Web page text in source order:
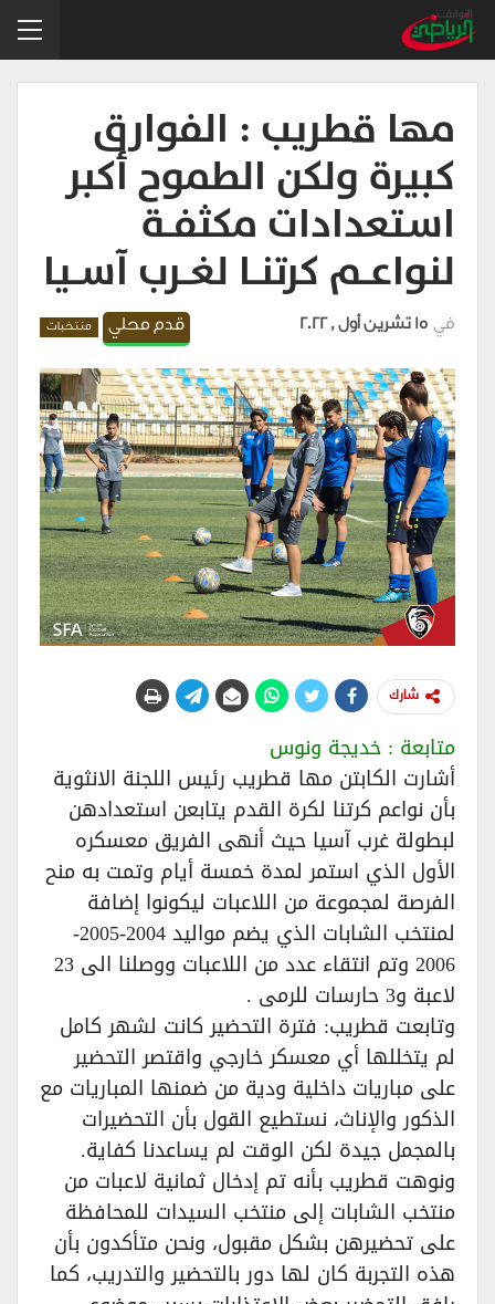
مها قطريب : الفوارق
كبيرة ولكن الطموح أكبر
اسـتعدادات مكثفــة
لنواعــم كرتنــا لغــرب آســيا
قدم محلي منتخبات في 15 تشرين أول , 2022
شارك
متابعة : خديجة ونوس
أشارت الكابتن مها قطريب رئيس اللجنة الانثوية
بأن نواعم كرتنا لكرة القدم يتابعن استعدادهن
لبطولة غرب آسيا حيث أنهى الفريق معسكره
الأول الذي استمر لمدة خمسة أيام وتمت به منح
الفرصة لمجموعة من اللاعبات ليكونوا إضافة
لمنتخب الشابات الذي يضم مواليد 2004-2005-
2006 وتم انتقاء عدد من اللاعبات ووصلنا الى 23
لاعبة و3 حارسات للرمى .
وتابعت قطريب: فترة التحضير كانت لشهر كامل
لم يتخللها أي معسكر خارجي واقتصر التحضير
على مباريات داخلية ودية من ضمنها المباريات مع
الذكور والإناث، نستطيع القول بأن التحضيرات
بالمجمل جيدة لكن الوقت لم يساعدنا كفاية.
ونوهت قطريب بأنه تم إدخال ثمانية لاعبات من
منتخب الشابات إلى منتخب السيدات للمحافظة
على تحضيرهن بشكل مقبول، ونحن متأكدون بأن
هذه التجربة كان لها دور بالتحضير والتدريب، كما